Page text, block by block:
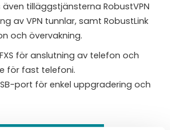
tilläggstjänsterna RobustVPN
av VPN tunnlar, samt RobustLink
och övervakning.
för anslutning av telefon och
för fast telefoni.
port för enkel uppgradering och